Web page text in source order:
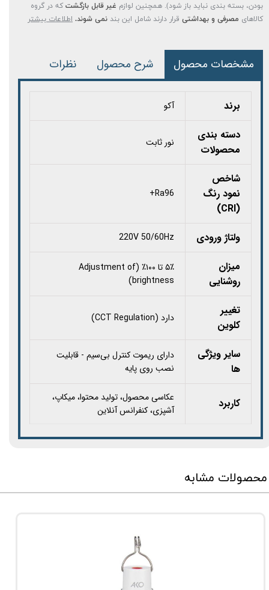
بودن، بسته بندی نباید باز شود). همچنین لوازم غیر قابل بازگشت که در گروه
کالاهای مصرفی و بهداشتی قرار دارند شامل این بند نمی شوند. اطلاعات بیشتر
مشخصات محصول شرح محصول نظرات
برند آکو
دسته بندی
محصولات
نور ثابت
شاخص
نمود رنگ
(CRI)
Ra96+
ولتاژ ورودی 220V 50/60Hz
میزان
روشنایی
۵٪ تا ۱۰۰٪ (Adjustment of
brightness)
تغییر
کلوین
دارد (CCT Regulation)
سایر ویژگی
ها
دارای ریموت کنترل بی‌سیم - قابلیت
نصب روی پایه
کاربرد
عکاسی محصول، تولید محتوا، میکاپ،
آشپزی، کنفرانس آنلاین
محصولات مشابه